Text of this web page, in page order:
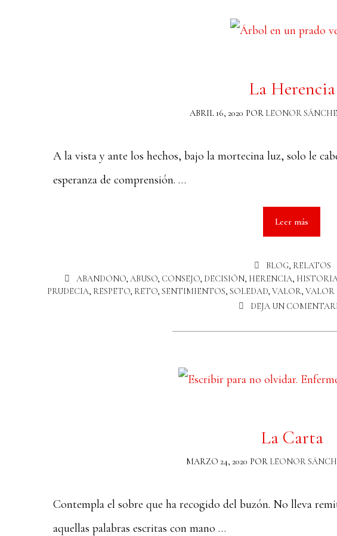
La Herencia
ABRIL 16, 2020 POR LEONOR
A la vista y ante los hechos, bajo la mortecina luz, solo le
esperanza de comprensión. …
Leer más
BLOG, RELATOS
ABANDONO, ABUSO, CONSEJO, DECISIÓN, HERENCIA,
PRUDECIA, RESPETO, RETO,SENTIMIENTOS,SOLEDAD,VALOR,VALOR
DEJA UN
La Carta
MARZO 24, 2020 POR LEONOR
Contempla el sobre que ha recogido del buzón. No lleva
aquellas palabras escritas con mano …